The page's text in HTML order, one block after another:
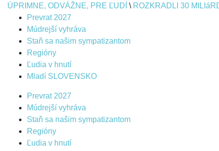
ÚPRIMNE, ODVÁŽNE, PRE ĽUDÍ \ ROZKRADLI 30
Prevrat 2027
Múdrejší vyhráva
Staň sa našim sympatizantom
Regióny
Ľudia v hnutí
Mladí SLOVENSKO
Prevrat 2027
Múdrejší vyhráva
Staň sa našim sympatizantom
Regióny
Ľudia v hnutí